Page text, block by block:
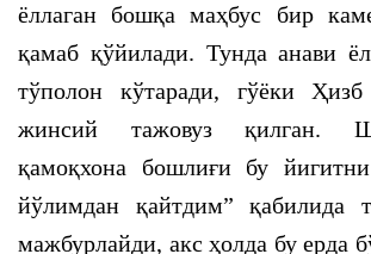
ёллаган бошқа маҳбус бир
қамаб қўйилади. Тунда анави
тўполон кўтаради, гўёки
жинсий тажовуз қилган.
қамоқхона бошлиғи бу
йўлимдан қайтдим” қабилида
мажбурлайди, акс ҳолда бу ерда